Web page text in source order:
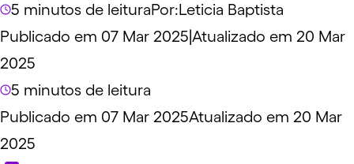
5 minutos de leituraPor:Leticia Baptista
Publicado em 07 Mar 2025 Atualizado em 20 Mar
2025
5 minutos de leitura
Publicado em 07 Mar 2025Atualizado em 20 Mar
2025